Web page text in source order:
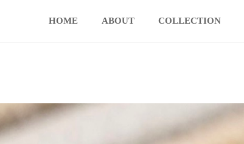
HOME ABOUT COLLECTION